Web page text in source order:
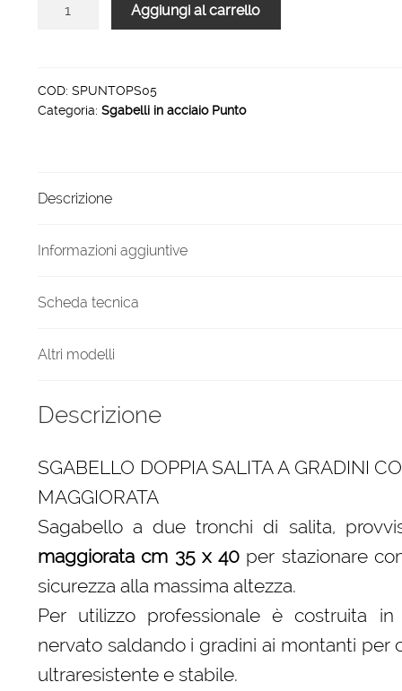
PLUS
S
Aggiungi al carrello
COD: SPUNTOPS05
Categoria: Sgabelli in acciaio Punto
Descrizione
Informazioni aggiuntive
Scheda tecnica
Altri modelli
Descrizione
SGABELLO DOPPIA SALITA A GRADINI
MAGGIORATA
Sagabello a due tronchi di salita,
maggiorata cm 35 x 40per stazionare
sicurezza alla massima altezza.
Per utilizzo professionale è costruita in
nervato saldando i gradini ai montanti per
ultraresistente e stabile.